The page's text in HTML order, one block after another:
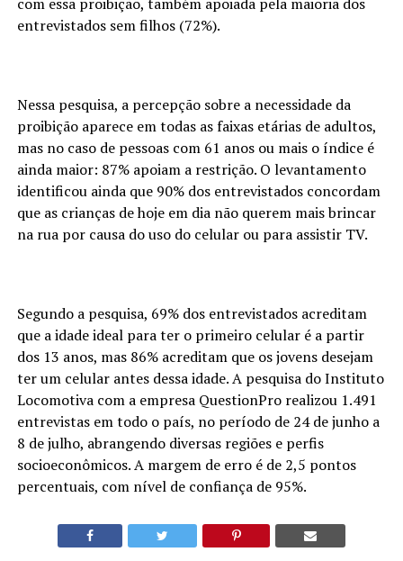
entrevistados sem filhos (72%).
Nessa pesquisa, a percepção sobre a necessidade da
proibição aparece em todas as faixas etárias de adultos,
mas no caso de pessoas com 61 anos ou mais o índice é
ainda maior: 87% apoiam a restrição. O levantamento
identificou ainda que 90% dos entrevistados concordam
que as crianças de hoje em dia não querem mais brincar
na rua por causa do uso do celular ou para assistir TV.
Segundo a pesquisa, 69% dos entrevistados acreditam
que a idade ideal para ter o primeiro celular é a partir
dos 13 anos, mas 86% acreditam que os jovens desejam
ter um celular antes dessa idade. A pesquisa do Instituto
Locomotiva com a empresa QuestionPro realizou 1.491
entrevistas em todo o país, no período de 24 de junho a
8 de julho, abrangendo diversas regiões e perfis
socioeconômicos. A margem de erro é de 2,5 pontos
percentuais, com nível de confiança de 95%.